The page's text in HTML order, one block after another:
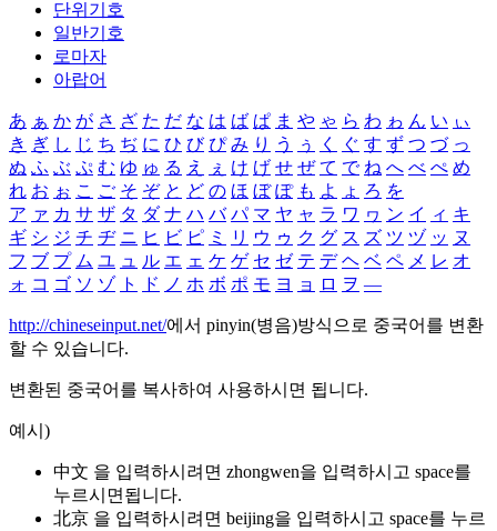
단위기호
일반기호
로마자
아랍어
あ ぁ か が さ ざ た だ な は ば ぱ ま や ゃ ら わ ゎ ん い ぃ
き ぎ し じ ち ぢ に ひ び ぴ み り う ぅ く ぐ す ず つ づ っ
ぬ ふ ぶ ぷ む ゆ ゅ る え ぇ け げ せ ぜ て で ね へ べ ぺ め
れ お ぉ こ ご そ ぞ と ど の ほ ぼ ぽ も よ ょ ろ を
ア ァ カ サ ザ タ ダ ナ ハ バ パ マ ヤ ャ ラ ワ ヮ ン イ ィ キ
ギ シ ジ チ ヂ ニ ヒ ビ ピ ミ リ ウ ゥ ク グ ス ズ ツ ヅ ッ ヌ
フ ブ プ ム ユ ュ ル エ ェ ケ ゲ セ ゼ テ デ ヘ ベ ペ メ レ オ
ォ コ ゴ ソ ゾ ト ド ノ ホ ボ ポ モ ヨ ョ ロ ヲ ―
http://chineseinput.net/에서 pinyin(병음)방식으로 중국어를 변환
할 수 있습니다.
변환된 중국어를 복사하여 사용하시면 됩니다.
예시)
中文 을 입력하시려면 zhongwen을 입력하시고 space를
누르시면됩니다.
北京 을 입력하시려면 beijing을 입력하시고 space를 누르